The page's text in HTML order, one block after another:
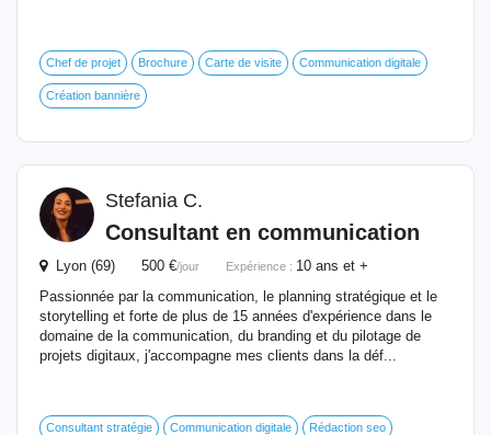
Chef de projet Brochure Carte de visite Communication digitale
Création bannière
Stefania C.
Consultant en communication
Lyon (69) 500 €/jour Expérience : 10 ans et +
Passionnée par la communication, le planning stratégique et le
storytelling et forte de plus de 15 années d'expérience dans le
domaine de la communication, du branding et du pilotage de
projets digitaux, j'accompagne mes clients dans la déf...
Consultant stratégie Communication digitale Rédaction seo